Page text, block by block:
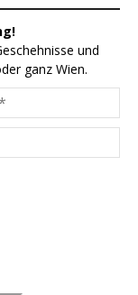
und
ganz Wien.